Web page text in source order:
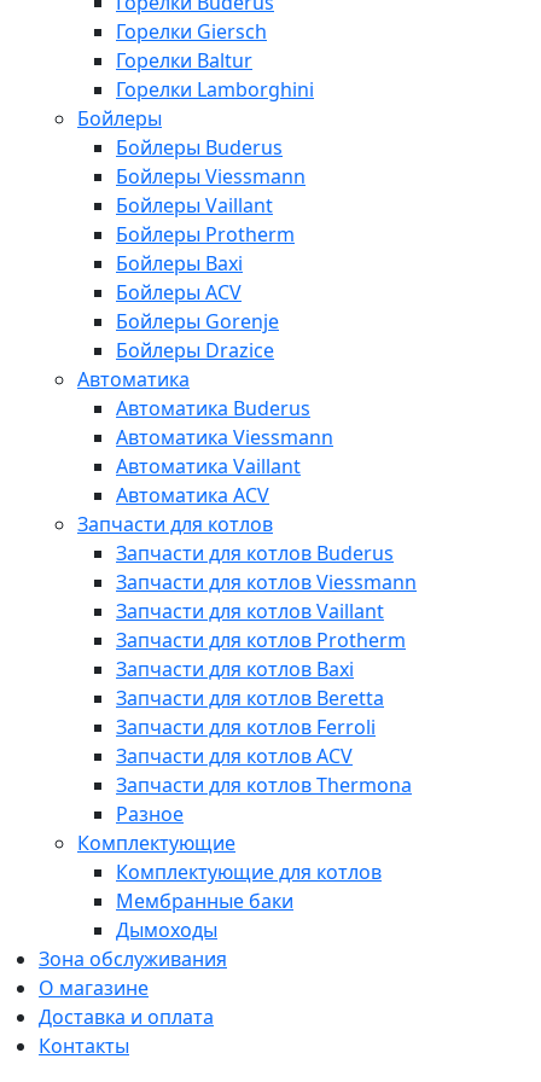
Горелки Giersch
Горелки Baltur
Горелки Lamborghini
Бойлеры
Бойлеры Buderus
Бойлеры Viessmann
Бойлеры Vaillant
Бойлеры Protherm
Бойлеры Baxi
Бойлеры ACV
Бойлеры Gorenje
Бойлеры Drazice
Автоматика
Автоматика Buderus
Автоматика Viessmann
Автоматика Vaillant
Автоматика ACV
Запчасти для котлов
Запчасти для котлов Buderus
Запчасти для котлов Viessmann
Запчасти для котлов Vaillant
Запчасти для котлов Protherm
Запчасти для котлов Baxi
Запчасти для котлов Beretta
Запчасти для котлов Ferroli
Запчасти для котлов ACV
Запчасти для котлов Thermona
Разное
Комплектующие
Комплектующие для котлов
Мембранные баки
Дымоходы
Зона обслуживания
О магазине
Доставка и оплата
Контакты